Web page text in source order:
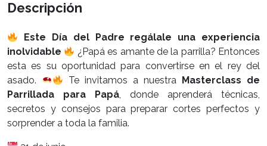
Descripción
Este Día del Padre regálale una experiencia
inolvidable
¿Papá es amante de la parrilla? Entonces
esta es su oportunidad para convertirse en el rey del
asado.
Te invitamos a nuestra Masterclass de
Parrillada para Papá, donde aprenderá técnicas,
secretos y consejos para preparar cortes perfectos y
sorprender a toda la familia.